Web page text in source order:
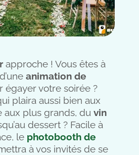
approche ! Vous êtes à
animation de
égayer votre soirée ?
plaira aussi bien aux
aux plus grands, du vin
dessert ? Facile à
le photobooth de
à vos invités de se